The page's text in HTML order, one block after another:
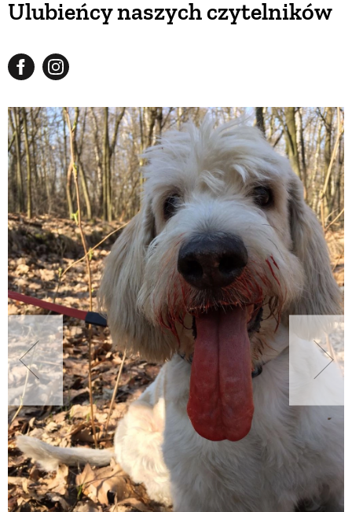
Ulubieńcy naszych czytelników
WARZYWA I OWOCE
ROŚLINY OGRODOWE
PORADY
ZIELEŃ W DOMU
PROJEKTOWANIE OGRODU
NATURALNIE
URODA
NATURALNA APTECZKA